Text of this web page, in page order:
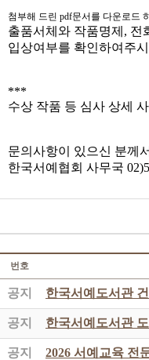
첨부해 드린 pdf문서를 다운로드
출품서체와 작품명제, 전
입상여부를 확인하여주
***
수상 작품 등 심사 상세
문의사항이 있으신 분께
한국서예협회 사무국
번호
공지 한국서예도서관
공지 한국서예도서관
공지 2026 서예교육 전